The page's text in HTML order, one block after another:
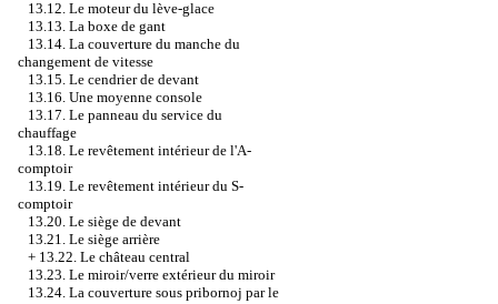
13.12. Le moteur du lève-glace
13.13. La boxe de gant
13.14. La couverture du manche du
changement de vitesse
13.15. Le cendrier de devant
13.16. Une moyenne console
13.17. Le panneau du service du
chauffage
13.18. Le revêtement intérieur de l'A-
comptoir
13.19. Le revêtement intérieur du S-
comptoir
13.20. Le siège de devant
13.21. Le siège arrière
+ 13.22. Le château central
13.23. Le miroir/verre extérieur du miroir
13.24. La couverture sous pribornoj par le